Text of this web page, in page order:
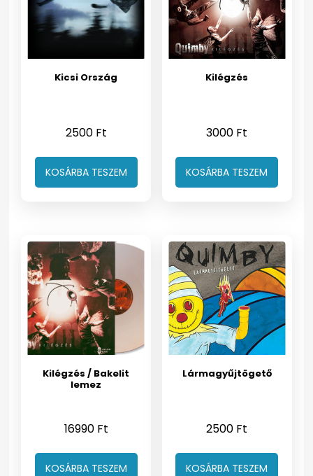
Kicsi Ország
2500 Ft
KOSÁRBA TESZEM
Kilégzés
3000 Ft
KOSÁRBA TESZEM
Kilégzés / Bakelit
lemez
16990 Ft
KOSÁRBA TESZEM
Lármagyűjtögető
2500 Ft
KOSÁRBA TESZEM